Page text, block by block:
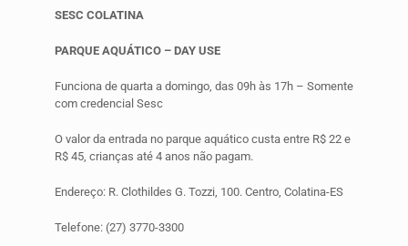
SESC COLATINA
PARQUE AQUÁTICO – DAY USE
Funciona de quarta a domingo, das 09h às 17h – Somente
com credencial Sesc
O valor da entrada no parque aquático custa entre R$ 22 e
R$ 45, crianças até 4 anos não pagam.
Endereço: R. Clothildes G. Tozzi, 100. Centro, Colatina-ES
Telefone: (27) 3770-3300